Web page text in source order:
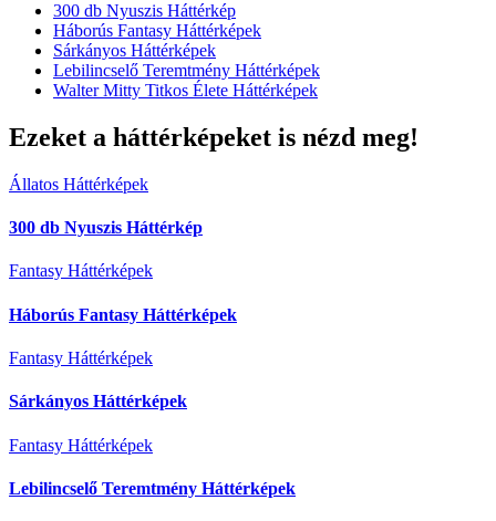
300 db Nyuszis Háttérkép
Háborús Fantasy Háttérképek
Sárkányos Háttérképek
Lebilincselő Teremtmény Háttérképek
Walter Mitty Titkos Élete Háttérképek
Ezeket a háttérképeket is nézd meg!
Állatos Háttérképek
300 db Nyuszis Háttérkép
Fantasy Háttérképek
Háborús Fantasy Háttérképek
Fantasy Háttérképek
Sárkányos Háttérképek
Fantasy Háttérképek
Lebilincselő Teremtmény Háttérképek